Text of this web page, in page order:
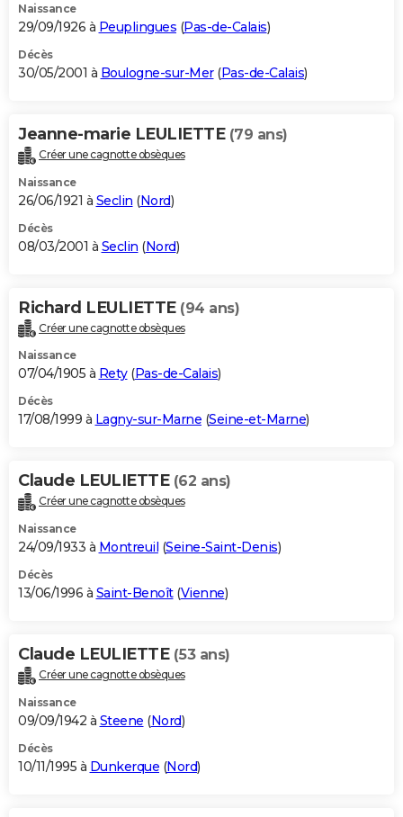
Naissance
29/09/1926 à Peuplingues (Pas-de-Calais)
Décès
30/05/2001 à Boulogne-sur-Mer(Pas-de-Calais)
Jeanne-marie LEULIETTE (79 ans)
Créer une cagnotte obsèques
Naissance
26/06/1921 à Seclin (Nord)
Décès
08/03/2001 à Seclin (Nord)
Richard LEULIETTE (94 ans)
Créer une cagnotte obsèques
Naissance
07/04/1905 à Rety(Pas-de-Calais)
Décès
17/08/1999 à Lagny-sur-Marne (Seine-et-Marne)
Claude LEULIETTE (62 ans)
Créer une cagnotte obsèques
Naissance
24/09/1933 à Montreuil (Seine-Saint-Denis)
Décès
13/06/1996 à Saint-Benoît(Vienne)
Claude LEULIETTE (53 ans)
Créer une cagnotte obsèques
Naissance
09/09/1942 à Steene (Nord)
Décès
10/11/1995 à Dunkerque (Nord)